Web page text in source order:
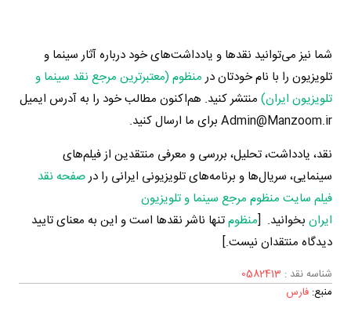
شما نیز می‌توانید نقدها و یادداشت‌های خود درباره آثار سینما و
تلویزیون را با نام خودتان در منظوم (معتبرترین مرجع نقد سینما و
تلویزیون ایران) منتشر کنید. هم‌اکنون مطالب خود را به آدرس ایمیل
Admin@Manzoom.ir برای ما ارسال کنید.
نقد، یادداشت، تحلیل، بررسی و معرفی منتقدین از فیلم‌های
سینمایی، سریال‌ها و برنامه‌های تلویزیونی ایرانی را درصفحه نقد
فیلم سایت منظوم مرجع سینما و تلویزیون
ایران بخوانید. [منظومتنها ناشر نقدها است و این به معنای تایید
دیدگاه منتقدان نیست.]
شناسه نقد : 0582413
منبع:فارس